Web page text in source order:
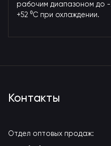
рабочим диапазоном до
+52 ⁰С при охлаждении.
Контакты
Отдел оптовых продаж: